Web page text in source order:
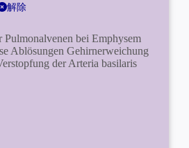
解除
Pulmonalvenen bei Emphysem
Ablösungen Gehirnerweichung
der Arteria basilaris